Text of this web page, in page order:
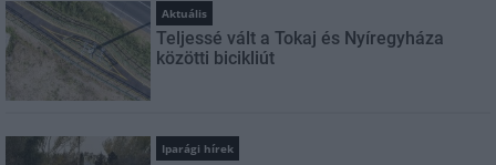
Aktuális
Teljessé vált a Tokaj és Nyíregyháza
közötti bicikliút
Iparági hírek